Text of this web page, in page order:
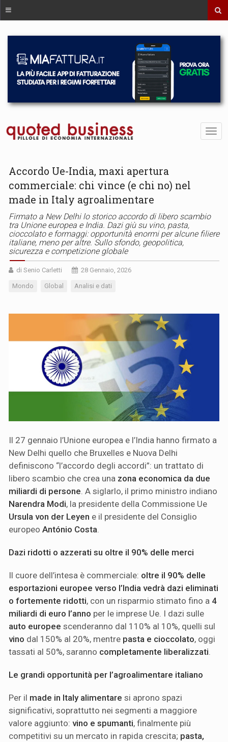
Accordo Ue-India, maxi apertura
commerciale: chi vince (e chi no) nel
made in Italy agroalimentare
Firmato a New Delhi lo storico accordo di libero scambio
tra Unione europea e India. Dazi giù su vino, pasta,
cioccolato e formaggi: opportunità enormi per alcune filiere
italiane, meno per altre. Sullo sfondo, geopolitica,
sicurezza e competizione globale
di Senio Carletti 28 Gennaio, 2026
Mondo Global Analisi e dati
Il 27 gennaio l’Unione europea e l’India hanno firmato a
New Delhi quello che Bruxelles e Nuova Delhi
definiscono “l’accordo degli accordi”: un trattato di
libero scambio che crea una zona economica da due
miliardi di persone. A siglarlo, il primo ministro indiano
Narendra Modi, la presidente della Commissione Ue
Ursula von der Leyen e il presidente del Consiglio
europeo António Costa.
Dazi ridotti o azzerati su oltre il 90% delle merci
Il cuore dell’intesa è commerciale: oltre il 90% delle
esportazioni europee verso l’India vedrà dazi eliminati
o fortemente ridotti, con un risparmio stimato fino a 4
miliardi di euro l’anno per le imprese Ue. I dazi sulle
auto europee scenderanno dal 110% al 10%, quelli sul
vino dal 150% al 20%, mentre pasta e cioccolato, oggi
tassati al 50%, saranno completamente liberalizzati.
Le grandi opportunità per l’agroalimentare italiano
Per il made in Italy alimentare si aprono spazi
significativi, soprattutto nei segmenti a maggiore
valore aggiunto: vino e spumanti, finalmente più
competitivi su un mercato in rapida crescita; pasta,